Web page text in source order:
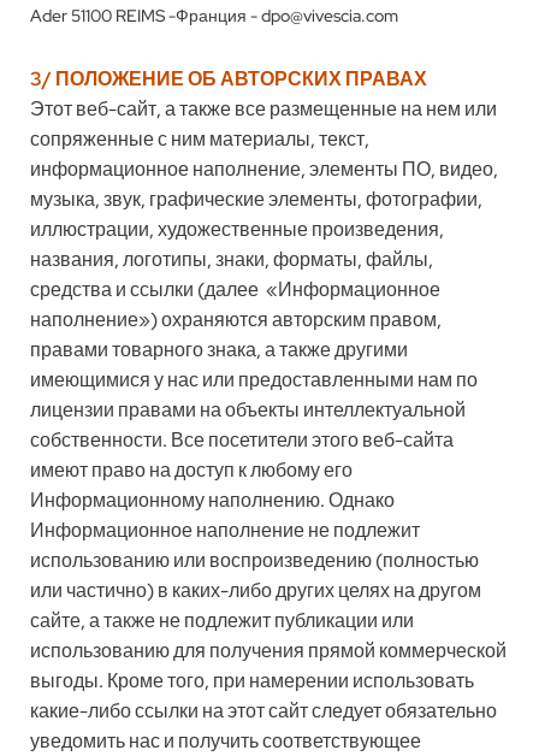
Ader 51100 REIMS -Франция -dpo@vivescia.com
3/ ПОЛОЖЕНИЕ ОБ АВТОРСКИХ ПРАВАХ
Этот веб-сайт, а также все размещенные на нем или
сопряженные с ним материалы, текст,
информационное наполнение, элементы ПО, видео,
музыка, звук, графические элементы, фотографии,
иллюстрации, художественные произведения,
названия, логотипы, знаки, форматы, файлы,
средства и ссылки (далее «Информационное
наполнение») охраняются авторским правом,
правами товарного знака, а также другими
имеющимися у нас или предоставленными нам по
лицензии правами на объекты интеллектуальной
собственности. Все посетители этого веб-сайта
имеют право на доступ к любому его
Информационному наполнению. Однако
Информационное наполнение не подлежит
использованию или воспроизведению (полностью
или частично) в каких-либо других целях на другом
сайте, а также не подлежит публикации или
использованию для получения прямой коммерческой
выгоды. Кроме того, при намерении использовать
какие-либо ссылки на этот сайт следует обязательно
уведомить нас и получить соответствующее